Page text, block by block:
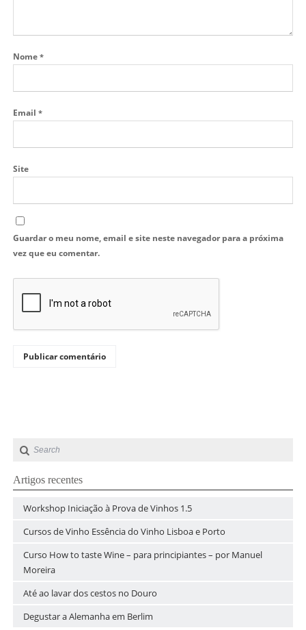
Nome *
Email *
Site
Guardar o meu nome, email e site neste navegador para a próxima
vez que eu comentar.
Artigos recentes
Workshop Iniciação à Prova de Vinhos 1.5
Cursos de Vinho Essência do Vinho Lisboa e Porto
Curso How to taste Wine – para principiantes – por Manuel
Moreira
Até ao lavar dos cestos no Douro
Degustar a Alemanha em Berlim